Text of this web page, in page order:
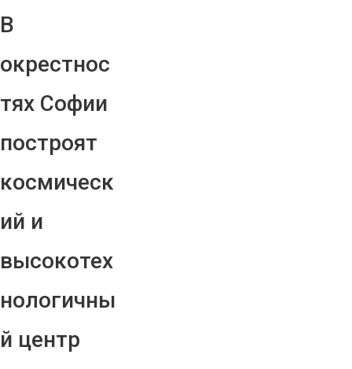
В
окрестнос
тях Софии
построят
космическ
ий и
высокотех
нологичны
й центр